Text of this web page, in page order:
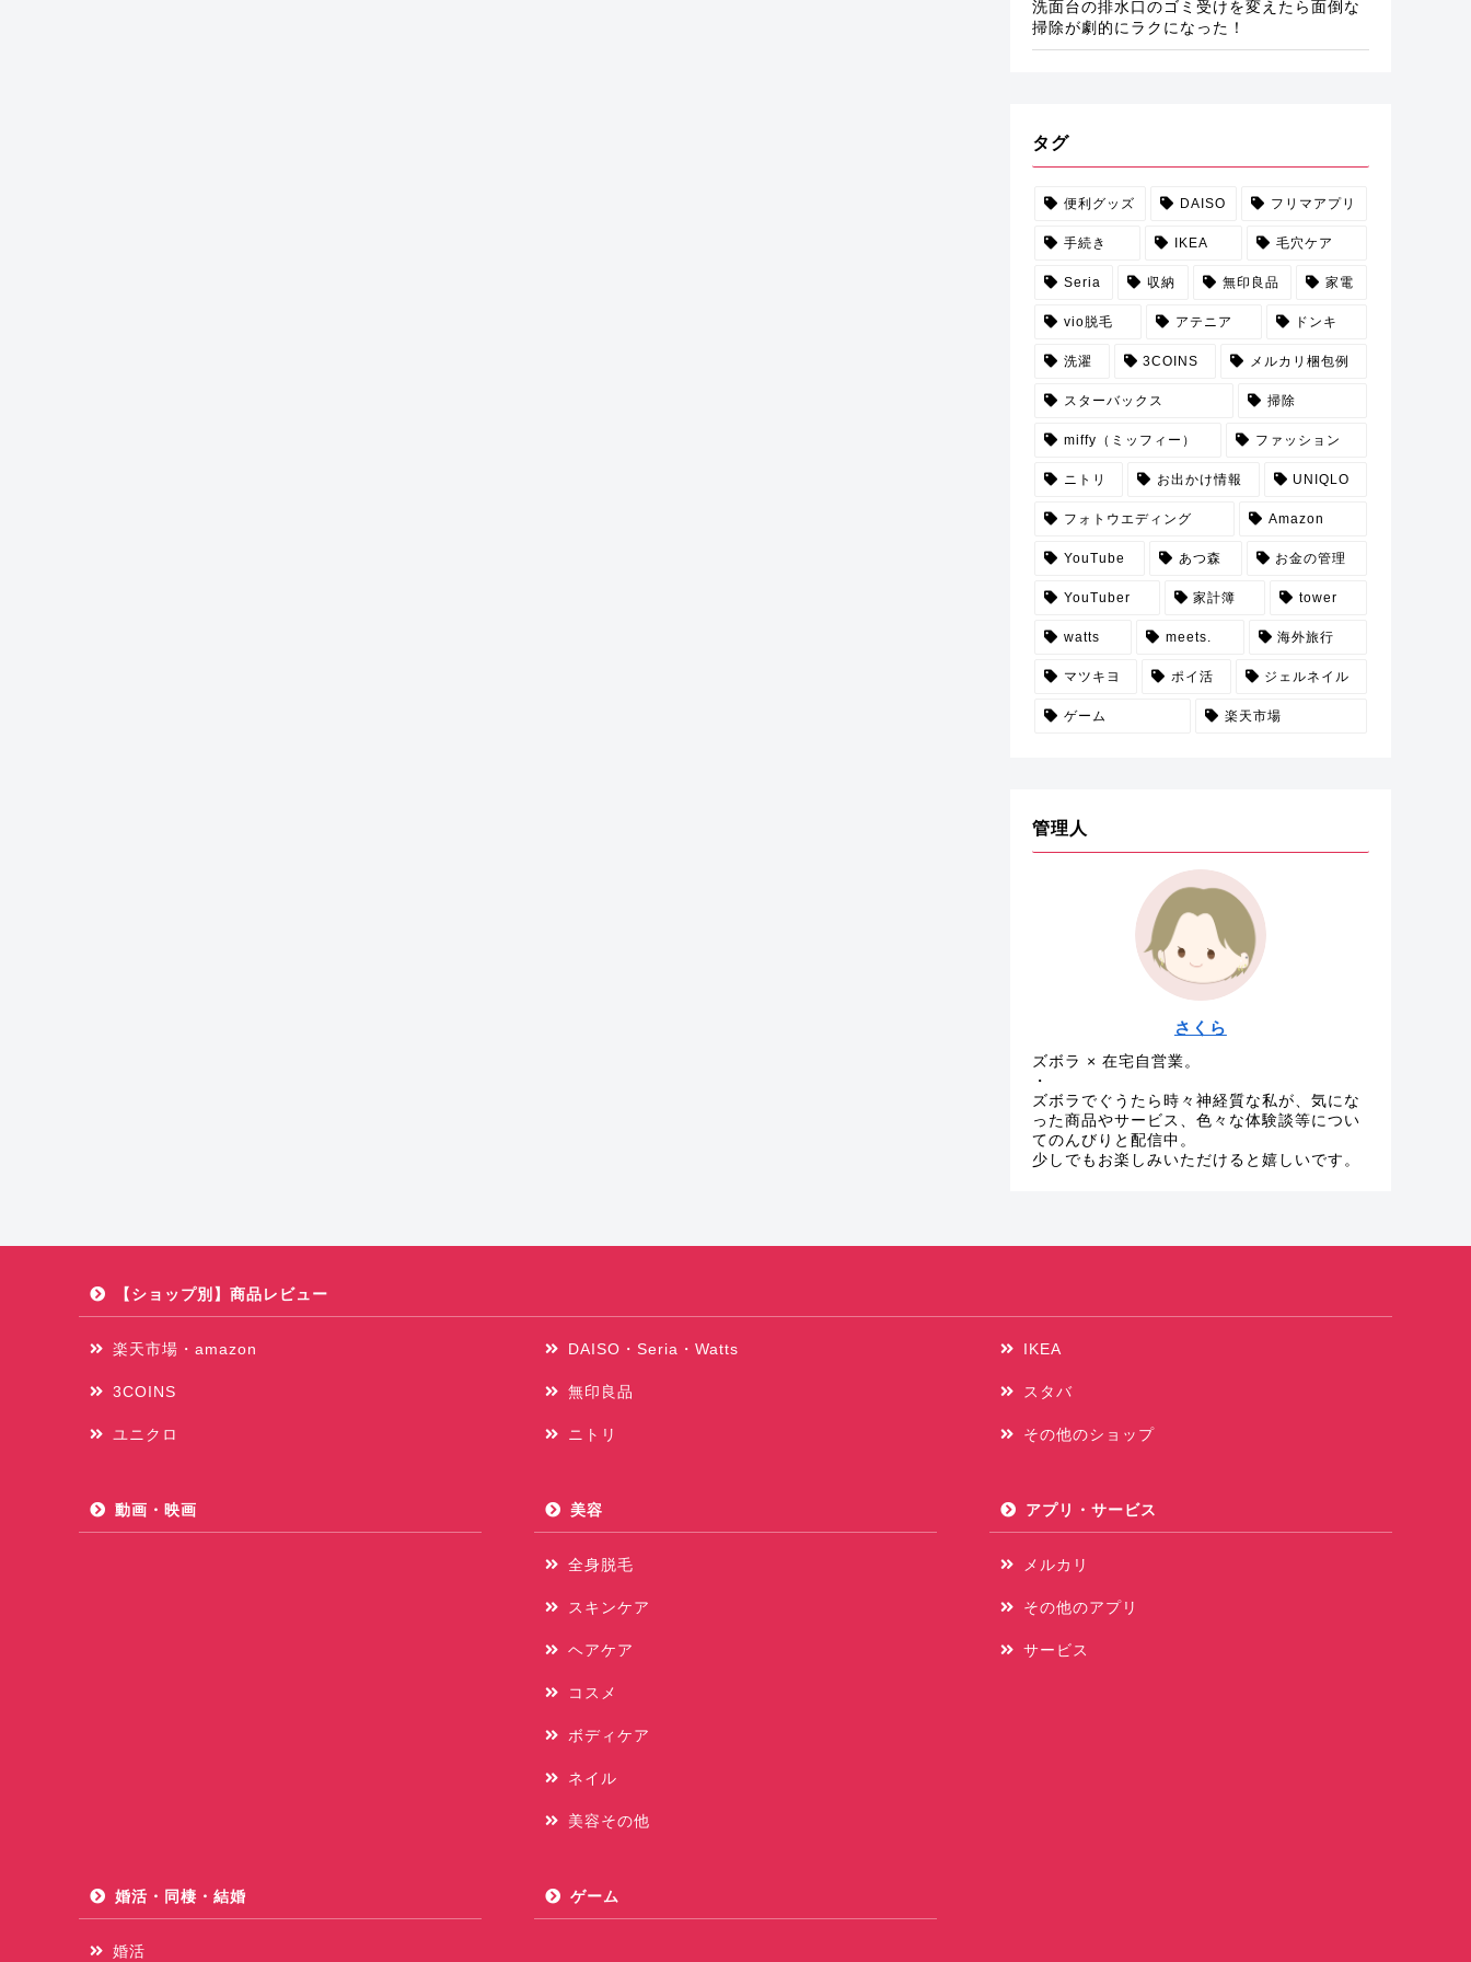
洗面台の排水口のゴミ受けを変えたら面倒な
掃除が劇的にラクになった！
タグ
便利グッズ DAISO フリマアプリ
手続き IKEA 毛穴ケア
Seria 収納 無印良品 家電
vio脱毛 アテニア ドンキ
洗濯 3COINS メルカリ梱包例
スターバックス 掃除
miffy（ミッフィー） ファッション
ニトリ お出かけ情報 UNIQLO
フォトウエディング Amazon
YouTube あつ森 お金の管理
YouTuber 家計簿 tower
watts meets. 海外旅行
マツキヨ ポイ活 ジェルネイル
ゲーム 楽天市場
管理人
さくら
ズボラ × 在宅自営業。
・
ズボラでぐうたら時々神経質な私が、気にな
った商品やサービス、色々な体験談等につい
てのんびりと配信中。
少しでもお楽しみいただけると嬉しいです。
【ショップ別】商品レビュー
楽天市場・amazon DAISO・Seria・Watts IKEA
3COINS 無印良品 スタバ
ユニクロ ニトリ その他のショップ
動画・映画 美容
全身脱毛
スキンケア
ヘアケア
コスメ
ボディケア
ネイル
美容その他
アプリ・サービス
メルカリ
その他のアプリ
サービス
婚活・同棲・結婚
婚活
ゲーム